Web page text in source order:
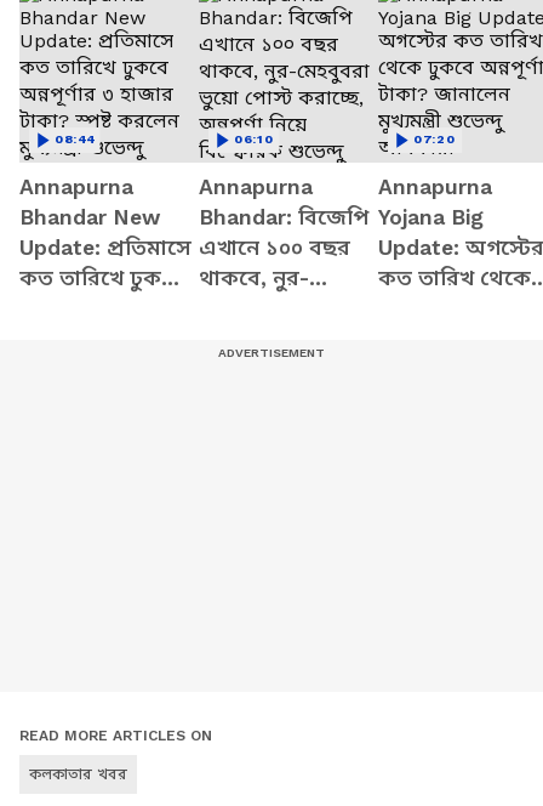
Annapurna
Bhandar New
Update: প্রতিমাসে
কত তারিখে ঢুকবে
08:44
Annapurna
Bhandar: বিজেপি
এখানে ১০০ বছর
থাকবে, নুর-
06:10
Annapurna
Yojana Big
Update: অগস্টের
কত তারিখ থেকে
07:20
READ MORE ARTICLES ON
কলকাতার খবর